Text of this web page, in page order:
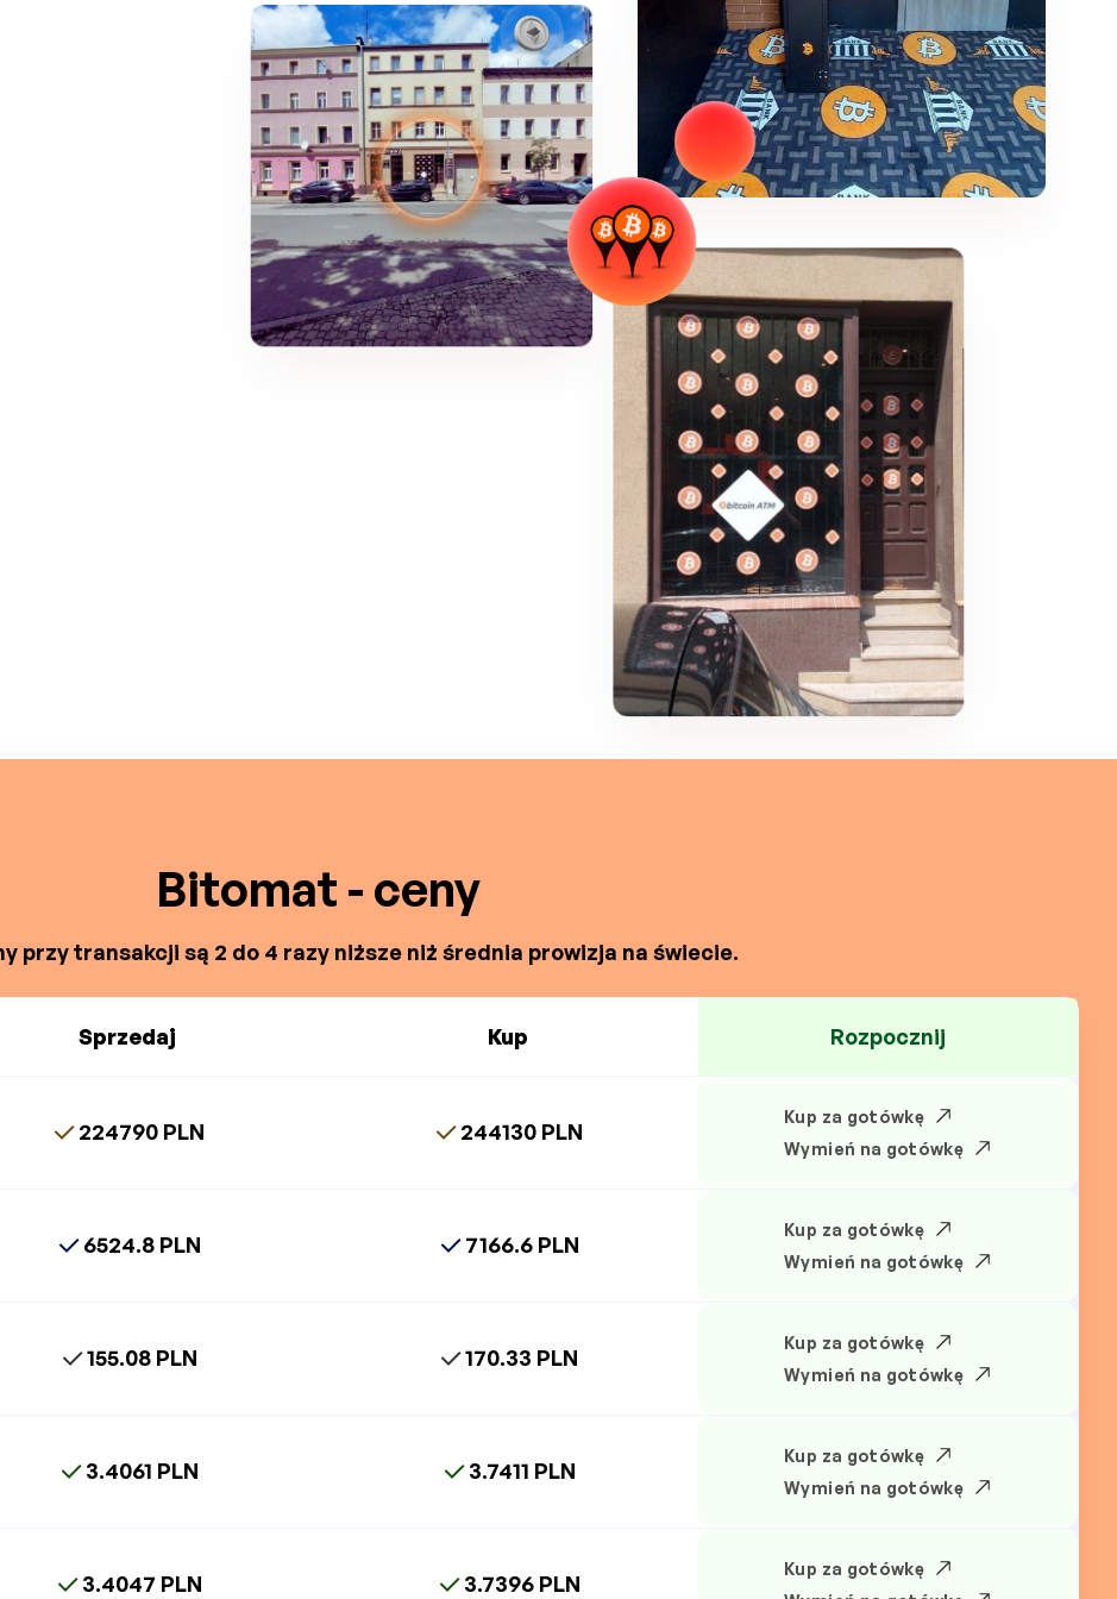
Bitomat - ceny
przy transakcji są 2 do 4 razy niższe niż średnia prowizja na świecie.
Sprzedaj Kup Rozpocznij
224790 PLN 244130 PLN
Kup za gotówkę
Wymień na gotówkę
6524.8 PLN 7166.6 PLN
Kup za gotówkę
Wymień na gotówkę
155.08 PLN 170.33 PLN
Kup za gotówkę
Wymień na gotówkę
3.4061 PLN 3.7411 PLN
Kup za gotówkę
Wymień na gotówkę
3.4047 PLN 3.7396 PLN
Kup za gotówkę